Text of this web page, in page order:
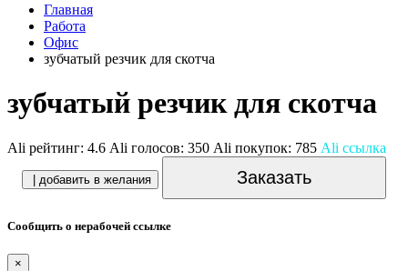
Главная
Работа
Офис
зубчатый резчик для скотча
зубчатый резчик для скотча
Ali рейтинг: 4.6 Ali голосов: 350 Ali покупок: 785 Ali ссылка
| добавить в желания Заказать
Сообщить о нерабочей ссылке
×